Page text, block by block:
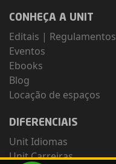
CONHEÇA A UNIT
Editais | Regulamentos
Eventos
Ebooks
Blog
Locação de espaços
DIFERENCIAIS
Unit Idiomas
Unit Carreiras